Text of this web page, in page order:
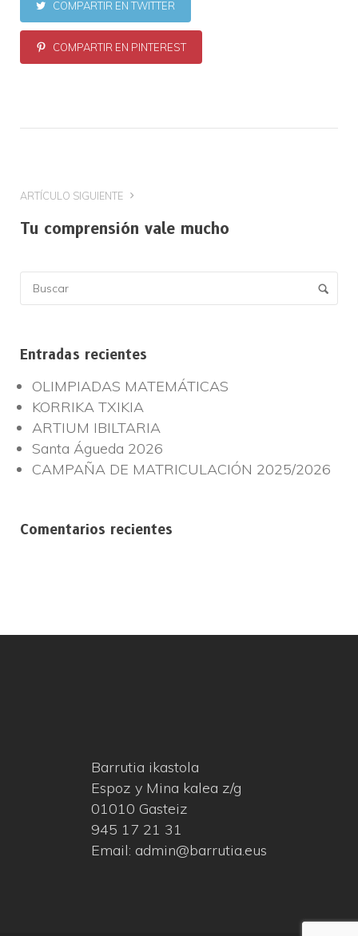
COMPARTIR EN TWITTER
COMPARTIR EN PINTEREST
ARTÍCULO SIGUIENTE
Tu comprensión vale mucho
Entradas recientes
OLIMPIADAS MATEMÁTICAS
KORRIKA TXIKIA
ARTIUM IBILTARIA
Santa Águeda 2026
CAMPAÑA DE MATRICULACIÓN 2025/2026
Comentarios recientes
Barrutia ikastola
Espoz y Mina kalea z/g
01010 Gasteiz
945 17 21 31
Email: admin@barrutia.eus